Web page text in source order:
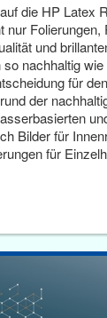
die HP Latex
nur Folierungen,
und
nachhaltig
für
der
Bilder für
für